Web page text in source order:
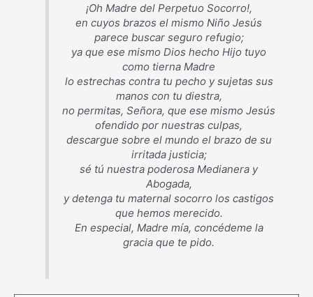
¡Oh Madre del Perpetuo Socorro!,
en cuyos brazos el mismo Niño Jesús
parece buscar seguro refugio;
ya que ese mismo Dios hecho Hijo tuyo
como tierna Madre
lo estrechas contra tu pecho y sujetas sus
manos con tu diestra,
no permitas, Señora, que ese mismo Jesús
ofendido por nuestras culpas,
descargue sobre el mundo el brazo de su
irritada justicia;
sé tú nuestra poderosa Medianera y
Abogada,
y detenga tu maternal socorro los castigos
que hemos merecido.
En especial, Madre mía, concédeme la
gracia que te pido.